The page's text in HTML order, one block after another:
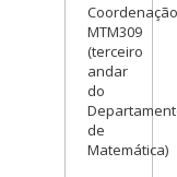
MTM309
(terceiro
andar
do
de
Matemática)